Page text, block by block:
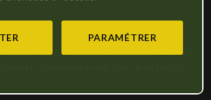
© SG - 2026 - Tous droits réservés
PARAMÉTRER